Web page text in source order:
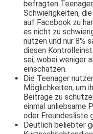
befragten
Schwierigkeiten,
auf Facebook zu
es nicht zu
nutzen und nur 8%
diesen
sei, wobei weniger
einschätzen.
Die Teenager
Möglichkeiten, um
Beiträge zu
einmal unliebsame
oder Freundesliste
Deutlich beliebter